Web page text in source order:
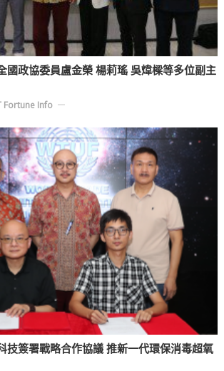
國政協委員盧金榮 楊莉瑤 吳煒樑等多位副主
Fortune Info
技簽署戰略合作協議 推新一代環保消毒超氧